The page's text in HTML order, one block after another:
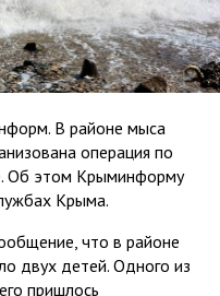
В районе мыса
операция по
Об этом Крыминформу
Крыма.
что в районе
двух детей. Одного из
пришлось